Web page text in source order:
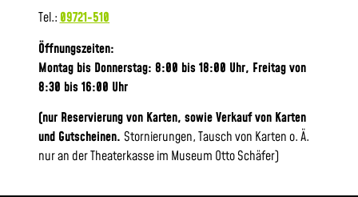
Tel.: 09721-510
Öffnungszeiten:
Montag bis Donnerstag: 8:00 bis 18:00 Uhr, Freitag von
8:30 bis 16:00 Uhr
(nur Reservierung von Karten, sowie Verkauf von Karten
und Gutscheinen. Stornierungen, Tausch von Karten o. Ä.
nur an der Theaterkasse im Museum Otto Schäfer)